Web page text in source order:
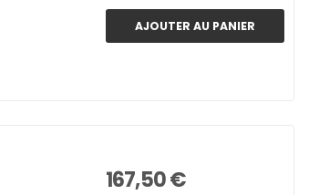
AJOUTER AU PANIER
167,50 €